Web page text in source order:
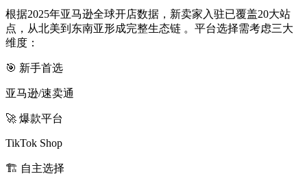
根据2025年亚马逊全球开店数据，新卖家入驻已覆盖20大站
点，从北美到东南亚形成完整生态链 。平台选择需考虑三大
维度：
🎯 新手首选
亚马逊/速卖通
🚀 爆款平台
TikTok Shop
🏗️ 自主选择